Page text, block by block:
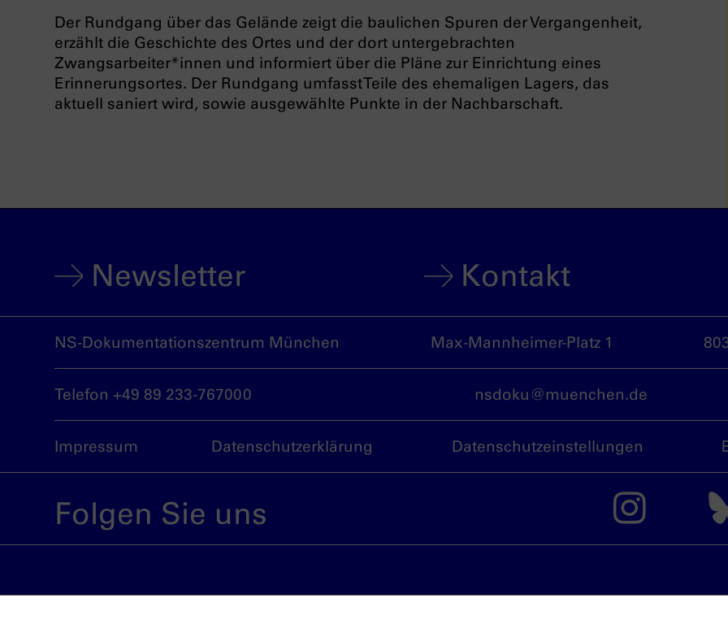
Der Rundgang über das Gelände zeigt die baulichen Spuren der Vergangenheit,
erzählt die Geschichte des Ortes und der dort untergebrachten
Zwangsarbeiter*innen und informiert über die Pläne zur Einrichtung eines
Erinnerungsortes. Der Rundgang umfasst Teile des ehemaligen Lagers, das
aktuell saniert wird, sowie ausgewählte Punkte in der Nachbarschaft.
Newsletter Kontakt
NS-Dokumentationszentrum München Max-Mannheimer-Platz 1
Telefon +49 89 233-767000 nsdoku@muenchen.de
Impressum Datenschutzerklärung Datenschutzeinstellungen
Folgen Sie uns Das